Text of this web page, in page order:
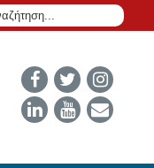
έχει απήχηση η